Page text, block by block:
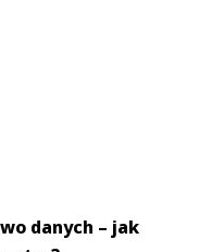
danych – jak